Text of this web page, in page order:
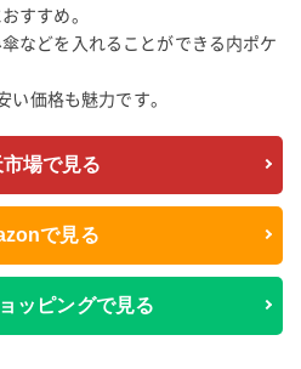
すすめ。
などを入れることができる内ポケ
価格も魅力です。
場で見る
で見る
ッピングで見る